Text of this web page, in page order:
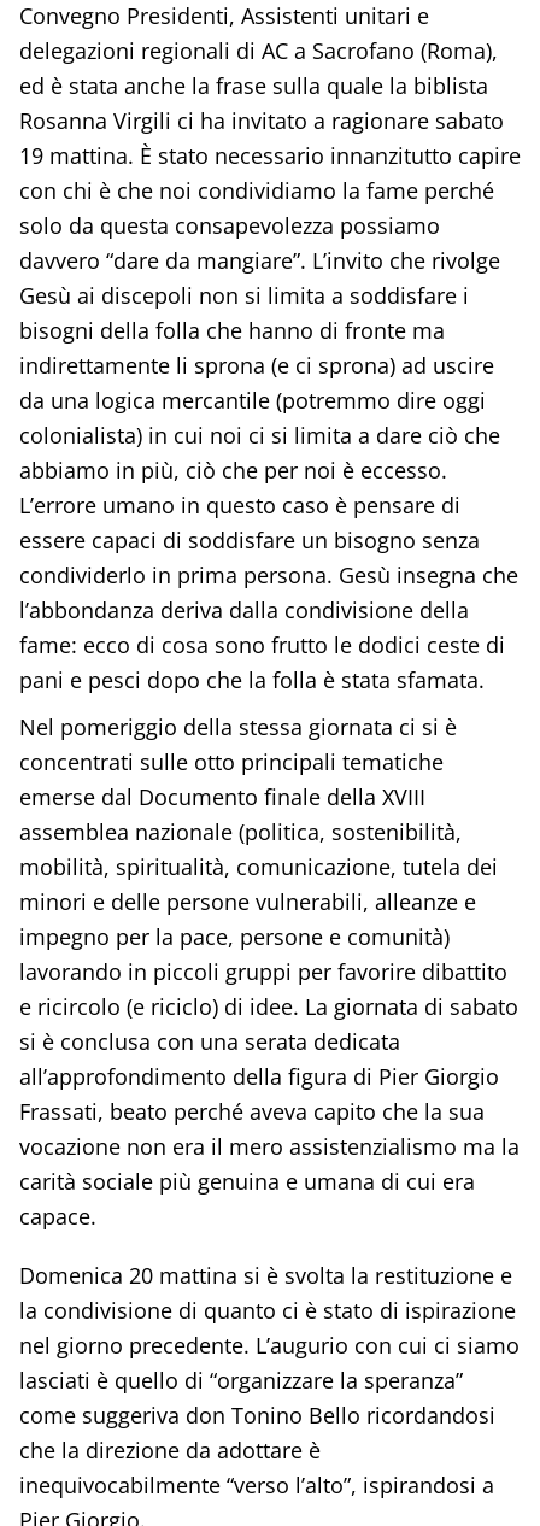
Convegno Presidenti, Assistenti unitari e
delegazioni regionali di AC a Sacrofano (Roma),
ed è stata anche la frase sulla quale la biblista
Rosanna Virgili ci ha invitato a ragionare sabato
19 mattina. È stato necessario innanzitutto capire
con chi è che noi condividiamo la fame perché
solo da questa consapevolezza possiamo
davvero “dare da mangiare”. L’invito che rivolge
Gesù ai discepoli non si limita a soddisfare i
bisogni della folla che hanno di fronte ma
indirettamente li sprona (e ci sprona) ad uscire
da una logica mercantile (potremmo dire oggi
colonialista) in cui noi ci si limita a dare ciò che
abbiamo in più, ciò che per noi è eccesso.
L’errore umano in questo caso è pensare di
essere capaci di soddisfare un bisogno senza
condividerlo in prima persona. Gesù insegna che
l’abbondanza deriva dalla condivisione della
fame: ecco di cosa sono frutto le dodici ceste di
pani e pesci dopo che la folla è stata sfamata.
Nel pomeriggio della stessa giornata ci si è
concentrati sulle otto principali tematiche
emerse dal Documento finale della XVIII
assemblea nazionale (politica, sostenibilità,
mobilità, spiritualità, comunicazione, tutela dei
minori e delle persone vulnerabili, alleanze e
impegno per la pace, persone e comunità)
lavorando in piccoli gruppi per favorire dibattito
e ricircolo (e riciclo) di idee. La giornata di sabato
si è conclusa con una serata dedicata
all’approfondimento della figura di Pier Giorgio
Frassati, beato perché aveva capito che la sua
vocazione non era il mero assistenzialismo ma la
carità sociale più genuina e umana di cui era
capace.
Domenica 20 mattina si è svolta la restituzione e
la condivisione di quanto ci è stato di ispirazione
nel giorno precedente. L’augurio con cui ci siamo
lasciati è quello di “organizzare la speranza”
come suggeriva don Tonino Bello ricordandosi
che la direzione da adottare è
inequivocabilmente “verso l’alto”, ispirandosi a